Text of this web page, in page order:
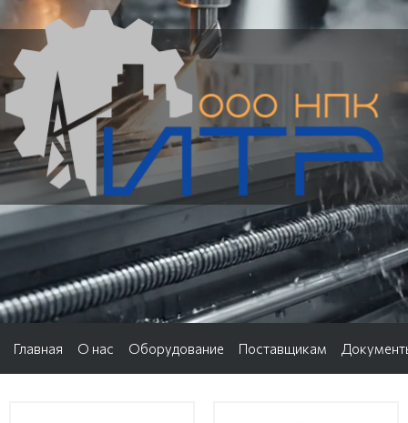
Главная О нас Оборудование Поставщикам